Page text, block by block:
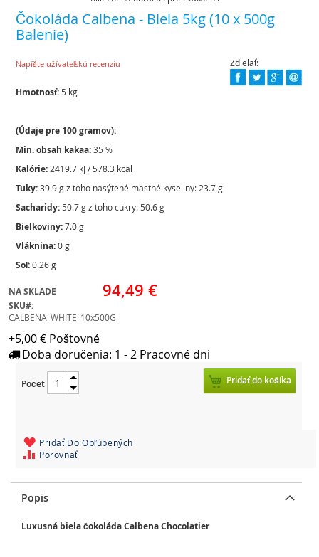
Čokoláda Calbena - Biela 5kg (10 x 500g
Balenie)
Napíšte užívateľskú recenziu Zdielať:
Hmotnosť: 5 kg
(Údaje pre 100 gramov):
Min. obsah kakaa:35 %
Kalórie: 2419.7 kJ / 578.3 kcal
Tuky:39.9 g z toho nasýtené mastné kyseliny: 23.7 g
Sacharidy: 50.7 g z toho cukry: 50.6 g
Bielkoviny:7.0 g
Vláknina:0 g
Soľ:0.26 g
94,49 €
NA SKLADE
SKU
CALBENA_WHITE_10x500G
+5,00 € Poštovné
Doba doručenia: 1 - 2 Pracovné dni
Počet Pridať do košíka
Pridať Do Obľúbených
Porovnať
Skip
to
the
the
gallery
Popis
Luxusná biela čokoláda Calbena Chocolatier